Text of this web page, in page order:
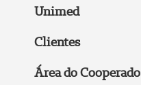
Unimed
Clientes
Área do Cooperado